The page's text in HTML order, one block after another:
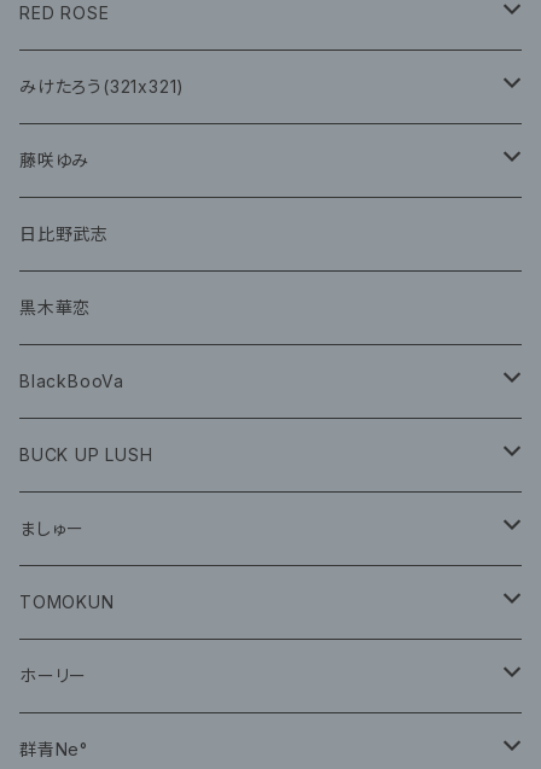
CD
チェキ
イベント
CD
グッズ
RED ROSE
CD
みけたろう(321x321)
CD
グッズ
藤咲ゆみ
CD
グッズ
日比野武志
黒木華恋
BlackBooVa
CD
BUCK UP LUSH
グッズ
CD
ましゅー
グッズ
TOMOKUN
CD
ホーリー
CD
群青Ne°